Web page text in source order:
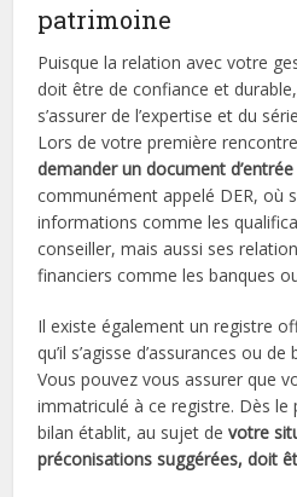
patrimoine
Puisque la relation avec votre
doit être de confiance et
s’assurer de l’expertise et du
Lors de votre première
demander un document
communément appelé DER, où
informations comme les
conseiller, mais aussi ses
financiers comme les banques
Il existe également un registre
qu’il s’agisse d’assurances ou
Vous pouvez vous assurer que
immatriculé à ce registre. Dès le
bilan établit, au sujet devotre
préconisations suggérées, doit